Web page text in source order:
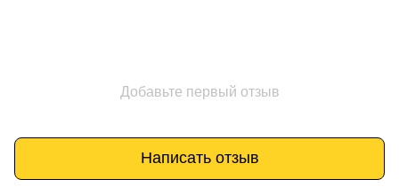
Добавьте первый отзыв
Написать отзыв